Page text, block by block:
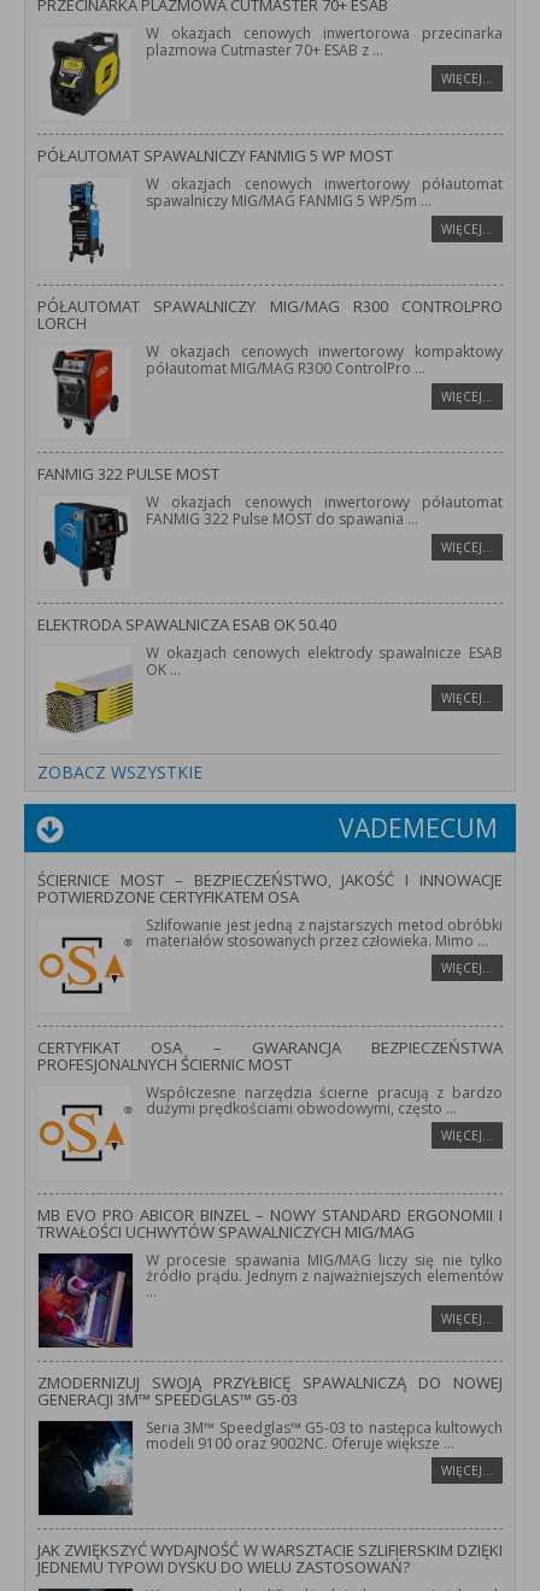
PRZECINARKA PLAZMOWA CUTMASTER 70+ ESAB
W okazjach cenowych inwertorowa przecinarka
plazmowa Cutmaster 70+ ESAB z ...
WIĘCEJ…
PÓŁAUTOMAT SPAWALNICZY FANMIG 5 WP MOST
W okazjach cenowych inwertorowy półautomat
spawalniczy MIG/MAG FANMIG 5 WP/5m ...
WIĘCEJ…
PÓŁAUTOMAT SPAWALNICZY MIG/MAG R300 CONTROLPRO
LORCH
W okazjach cenowych inwertorowy kompaktowy
półautomat MIG/MAG R300 ControlPro ...
WIĘCEJ…
FANMIG 322 PULSE MOST
W okazjach cenowych inwertorowy półautomat
FANMIG 322 Pulse MOST do spawania ...
WIĘCEJ…
ELEKTRODA SPAWALNICZA ESAB OK 50.40
W okazjach cenowych elektrody spawalnicze ESAB
OK ...
WIĘCEJ…
ZOBACZ WSZYSTKIE
VADEMECUM
ŚCIERNICE MOST – BEZPIECZEŃSTWO, JAKOŚĆ I INNOWACJE
POTWIERDZONE CERTYFIKATEM OSA
Szlifowanie jest jedną z najstarszych metod obróbki
materiałów stosowanych przez człowieka. Mimo ...
WIĘCEJ…
CERTYFIKAT OSA – GWARANCJA BEZPIECZEŃSTWA
PROFESJONALNYCH ŚCIERNIC MOST
Współczesne narzędzia ścierne pracują z bardzo
dużymi prędkościami obwodowymi, często ...
WIĘCEJ…
MB EVO PRO ABICOR BINZEL – NOWY STANDARD ERGONOMII I
TRWAŁOŚCI UCHWYTÓW SPAWALNICZYCH MIG/MAG
W procesie spawania MIG/MAG liczy się nie tylko
źródło prądu. Jednym z najważniejszych elementów
...
WIĘCEJ…
ZMODERNIZUJ SWOJĄ PRZYŁBICĘ SPAWALNICZĄ DO NOWEJ
GENERACJI 3M™ SPEEDGLAS™ G5-03
Seria 3M™ Speedglas™ G5-03 to następca kultowych
modeli 9100 oraz 9002NC. Oferuje większe ...
WIĘCEJ…
JAK ZWIĘKSZYĆ WYDAJNOŚĆ W WARSZTACIE SZLIFIERSKIM DZIĘKI
JEDNEMU TYPOWI DYSKU DO WIELU ZASTOSOWAŃ?